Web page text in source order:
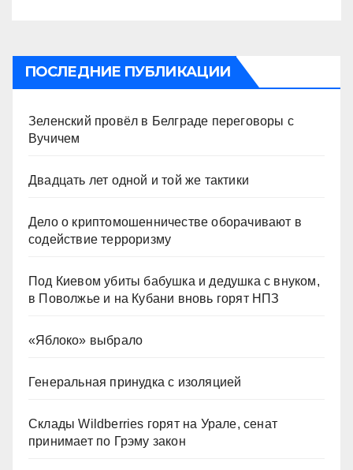
ПОСЛЕДНИЕ ПУБЛИКАЦИИ
Зеленский провёл в Белграде переговоры с
Вучичем
Двадцать лет одной и той же тактики
Дело о криптомошенничестве оборачивают в
содействие терроризму
Под Киевом убиты бабушка и дедушка с внуком,
в Поволжье и на Кубани вновь горят НПЗ
«Яблоко» выбрало
Генеральная принудка с изоляцией
Склады Wildberries горят на Урале, сенат
принимает по Грэму закон